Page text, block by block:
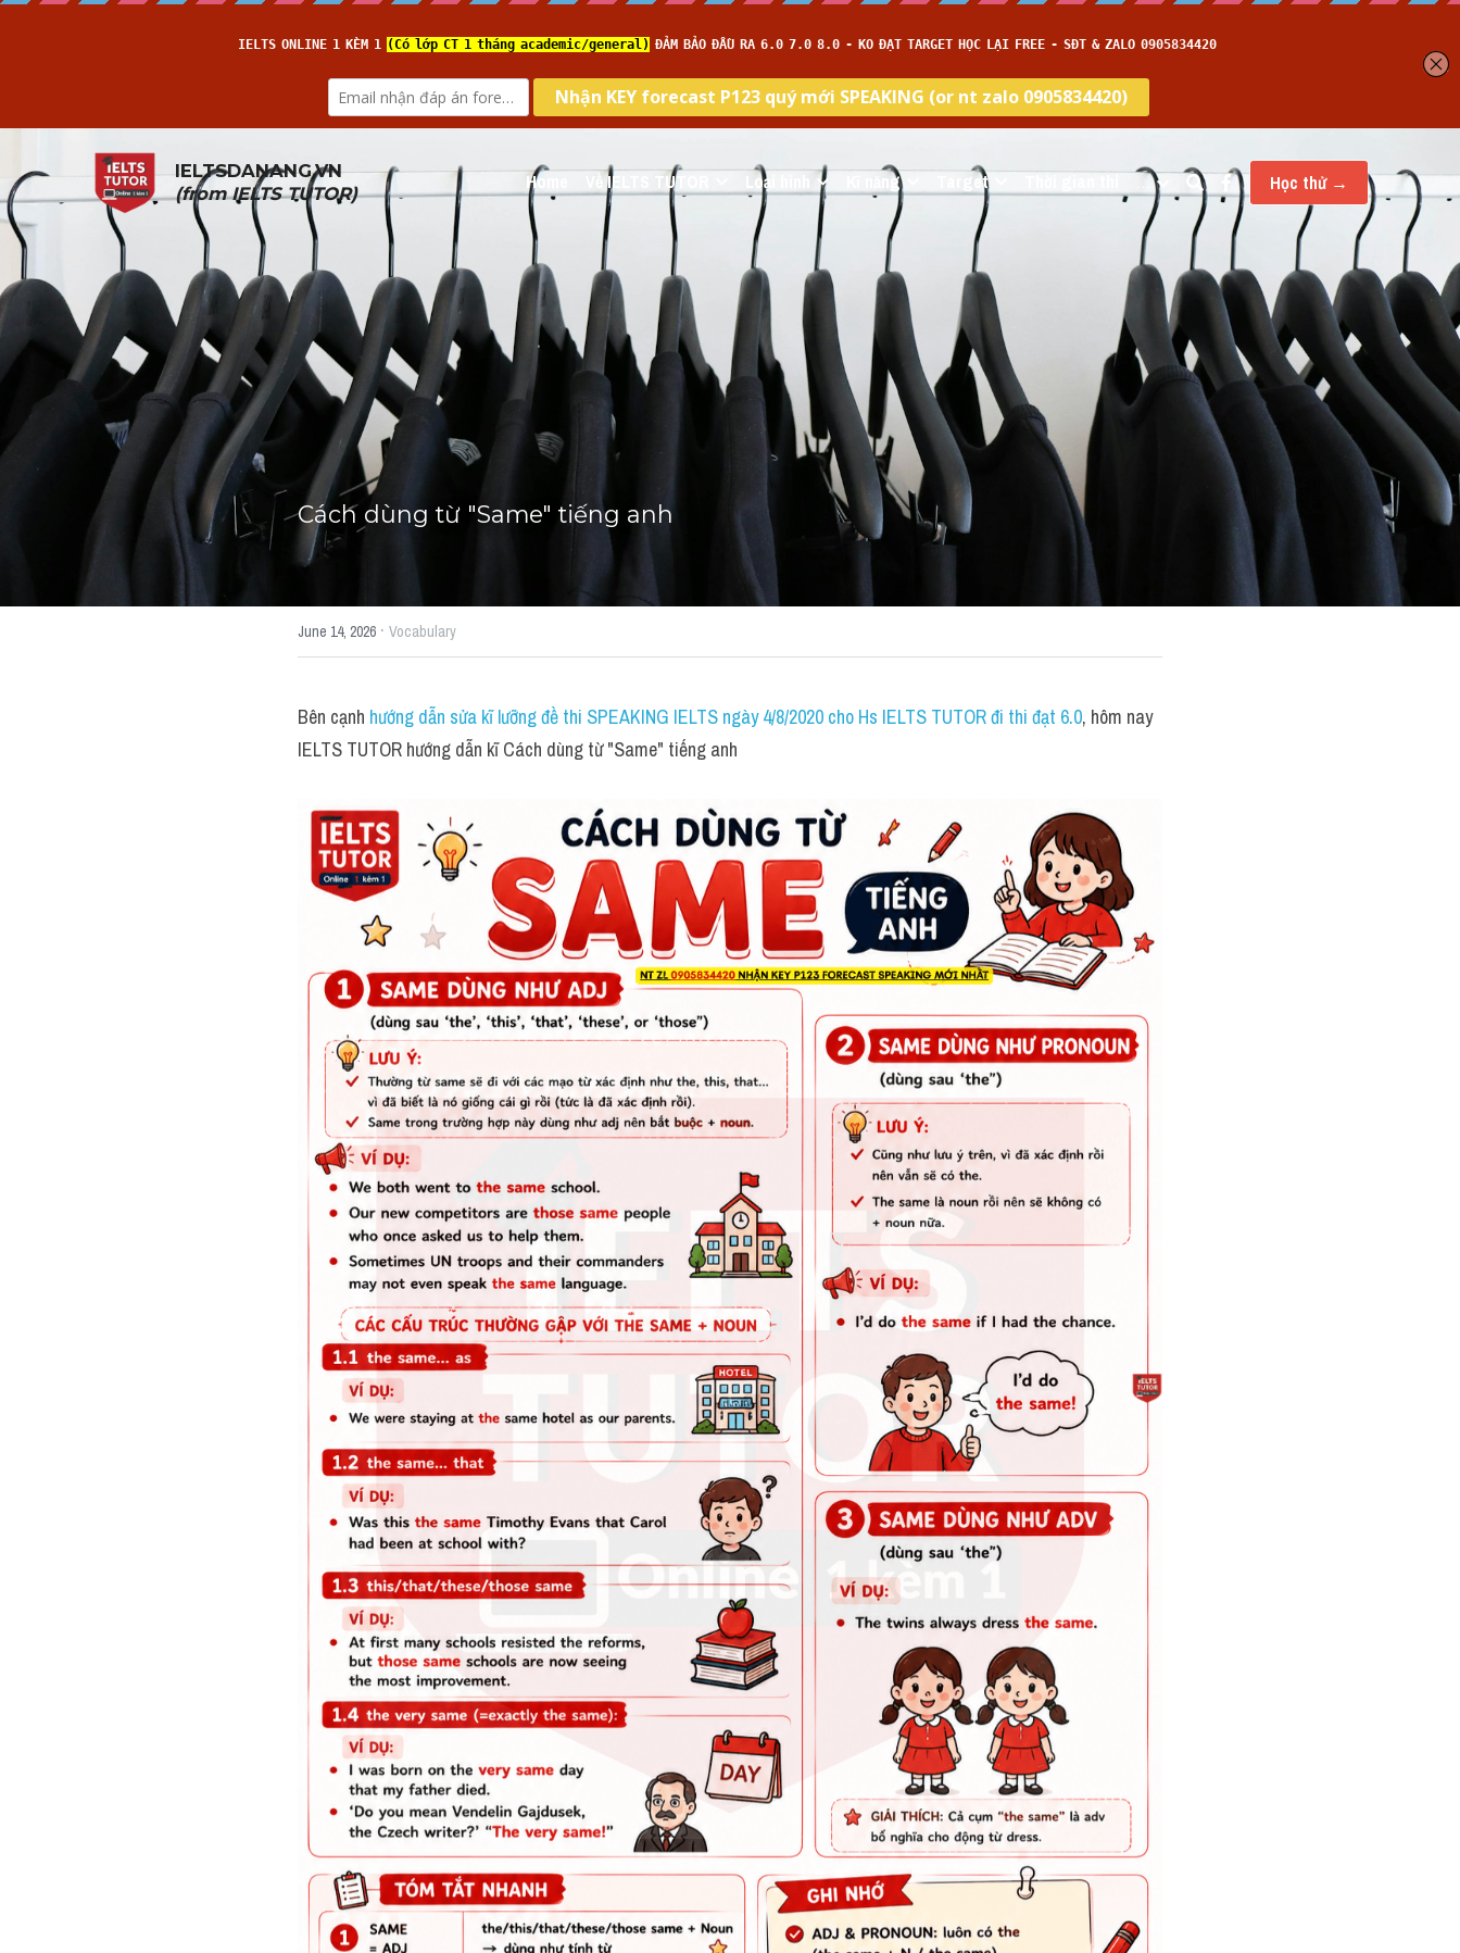
IELTSDANANG.VN
(from IELTS TUTOR) Home Về IELTS TUTOR Loại hình Kĩ năng Target … Học thử →
Cách dùng từ "Same" tiếng anh
June 14, 2026 · Vocabulary
Bên cạnh hướng dẫn sửa kĩ lưỡng đề thi SPEAKING IELTS ngày 4/8/2020 cho Hs IELTS TUTOR đi thi đạt 6.0, hôm nay
IELTS TUTOR hướng dẫn kĩ Cách dùng từ "Same" tiếng anh